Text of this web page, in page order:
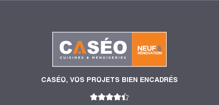
CASÉO, VOS PROJETS BIEN ENCADRÉS